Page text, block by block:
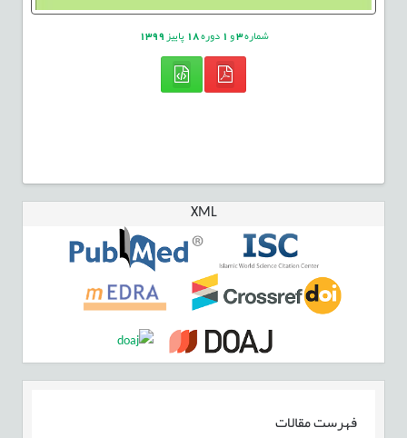
شماره3و1دوره18پاییز1399
XML
فهرست مقالات